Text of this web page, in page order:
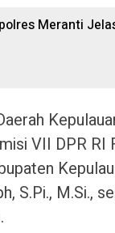
Meranti
VII DPR RI
S.Pi., M.Si.,